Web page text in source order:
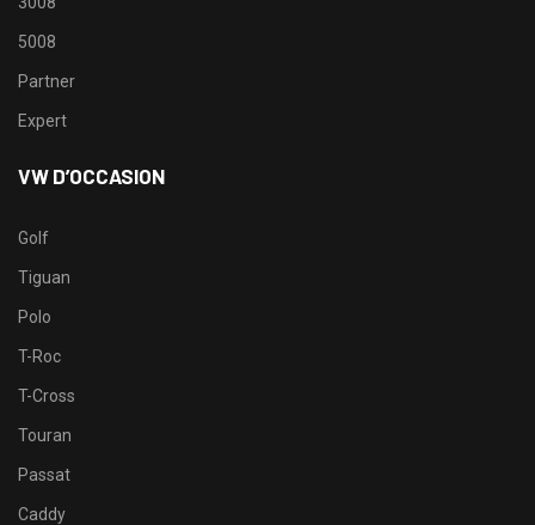
5008
Partner
Expert
VW D’OCCASION
Golf
Tiguan
Polo
T-Roc
T-Cross
Touran
Passat
Caddy